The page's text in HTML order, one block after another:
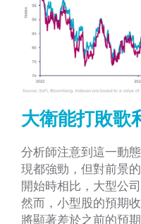
大衛能打敗歌
分析師注意到這一動
現都強勁，但對前景
開始時相比，大型公
然而，小型股的預期
將顯著差於之前的預期